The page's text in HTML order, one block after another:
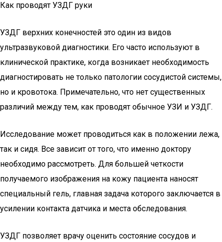
Как проводят УЗДГ руки
УЗДГ верхних конечностей это один из видов
ультразвуковой диагностики. Его часто используют в
клинической практике, когда возникает необходимость
диагностировать не только патологии сосудистой системы,
но и кровотока. Примечательно, что нет существенных
различий между тем, как проводят обычное УЗИ и УЗДГ.
Исследование может проводиться как в положении лежа,
так и сидя. Все зависит от того, что именно доктору
необходимо рассмотреть. Для большей четкости
получаемого изображения на кожу пациента наносят
специальный гель, главная задача которого заключается в
усилении контакта датчика и места обследования.
УЗДГ позволяет врачу оценить состояние сосудов и